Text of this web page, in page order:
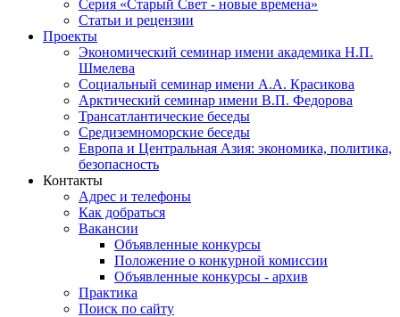
Серия «Старый Свет - новые времена»
Статьи и рецензии
Проекты
Экономический семинар имени академика Н.П.
Шмелева
Социальный семинар имени А.А. Красикова
Арктический семинар имени В.П. Федорова
Трансатлантические беседы
Средиземноморские беседы
Европа и Центральная Азия: экономика, политика,
безопасность
Контакты
Адрес и телефоны
Как добраться
Вакансии
Объявленные конкурсы
Положение о конкурной комиссии
Объявленные конкурсы - архив
Практика
Поиск по сайту